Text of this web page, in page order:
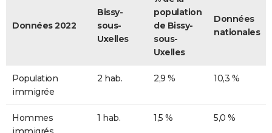
Données 2022
Bissy-
sous-
Uxelles
population
de Bissy-
sous-
Uxelles
Données
nationales
Population
immigrée
2 hab. 2,9 % 10,3 %
Hommes
1 hab. 1,5 % 5,0 %